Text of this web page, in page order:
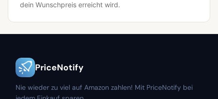
dein Wunschpreis erreicht wird.
PriceNotify
Nie wieder zu viel auf Amazon zahlen! Mit PriceNotify bei